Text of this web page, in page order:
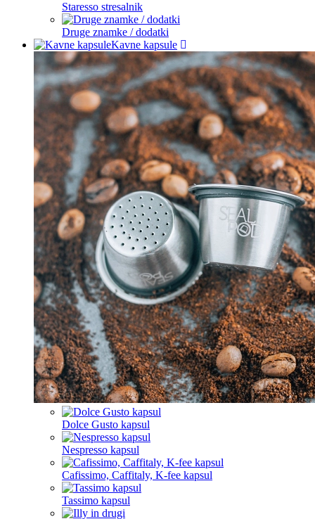
Staresso stresalnik
Druge znamke / dodatki
Kavne kapsule
Dolce Gusto kapsul
Nespresso kapsul
Cafissimo, Caffitaly, K-fee kapsul
Tassimo kapsul